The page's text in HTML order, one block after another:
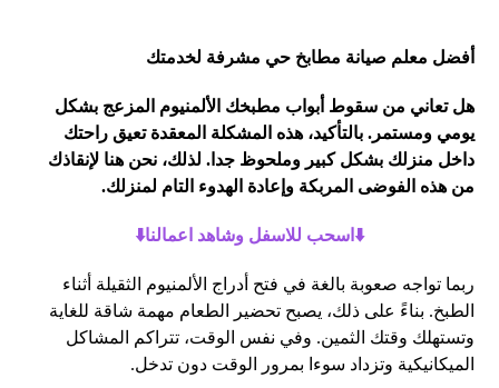
أفضل معلم صيانة مطابخ حي مشرفة لخدمتك
هل تعاني من سقوط أبواب مطبخك الألمنيوم المزعج بشكل
يومي ومستمر. بالتأكيد، هذه المشكلة المعقدة تعيق راحتك
داخل منزلك بشكل كبير وملحوظ جدا. لذلك، نحن هنا لإنقاذك
من هذه الفوضى المربكة وإعادة الهدوء التام لمنزلك.
⬇️اسحب للاسفل وشاهد اعمالنا⬇️
ربما تواجه صعوبة بالغة في فتح أدراج الألمنيوم الثقيلة أثناء
الطبخ. بناءً على ذلك، يصبح تحضير الطعام مهمة شاقة للغاية
وتستهلك وقتك الثمين. وفي نفس الوقت، تتراكم المشاكل
الميكانيكية وتزداد سوءا بمرور الوقت دون تدخل.